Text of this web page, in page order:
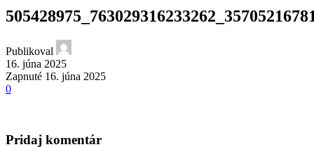
Publikoval
16. júna 2025
Zapnuté 16. júna 2025
0
Pridaj komentár